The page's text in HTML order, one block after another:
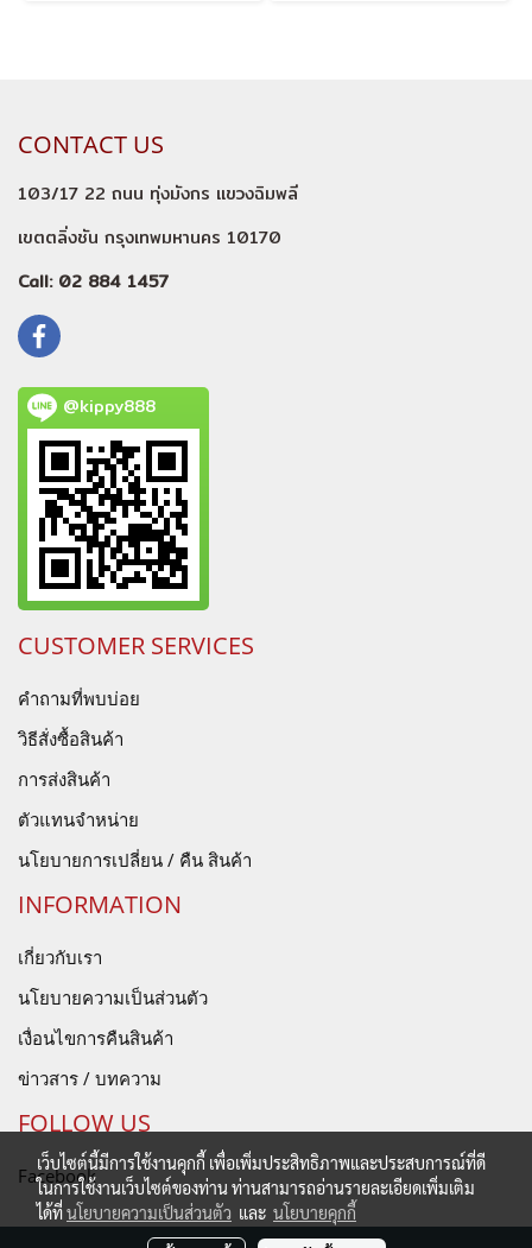
CONTACT US
103/17 22 ถนน ทุ่งมังกร แขวงฉิมพลี
เขตตลิ่งชัน กรุงเทพมหานคร 10170
Call: 02 884 1457
@kippy888
CUSTOMER SERVICES
คำถามที่พบบ่อย
วิธีสั่งซื้อสินค้า
การส่งสินค้า
ตัวแทนจำหน่าย
นโยบายการเปลี่ยน / คืน สินค้า
INFORMATION
เกี่ยวกับเรา
นโยบายความเป็นส่วนตัว
เงื่อนไขการคืนสินค้า
ข่าวสาร / บทความ
FOLLOW US
Facebook
เว็บไซต์นี้มีการใช้งานคุกกี้ เพื่อเพิ่มประสิทธิภาพและประสบการณ์ที่ดี
ในการใช้งานเว็บไซต์ของท่าน ท่านสามารถอ่านรายละเอียดเพิ่มเติม
ได้ที่นโยบายความเป็นส่วนตัว และ นโยบายคุกกี้